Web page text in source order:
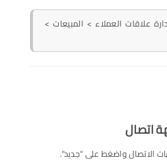
علاقات العملاء > المبيعات >
الاتصال واضغط على "جديد".